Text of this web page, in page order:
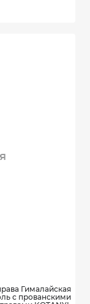
Гималайская
с прованскими